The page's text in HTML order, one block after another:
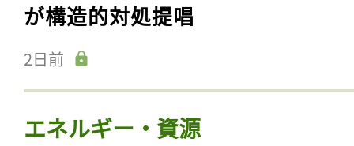
が構造的対処提唱
2日前
エネルギー・資源